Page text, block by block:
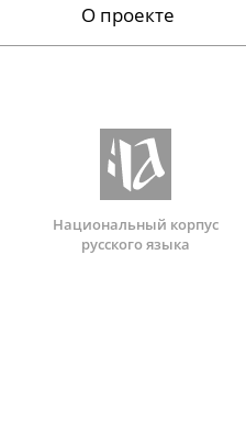
О проекте
Национальный корпус
русского языка